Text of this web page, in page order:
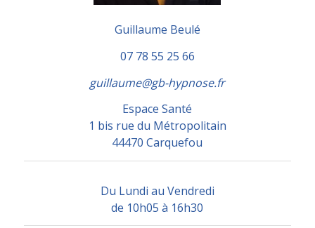
Guillaume Beulé
07 78 55 25 66
guillaume@gb-hypnose.fr
Espace Santé
1 bis rue du Métropolitain
44470 Carquefou
Du Lundi au Vendredi
de 10h05 à 16h30